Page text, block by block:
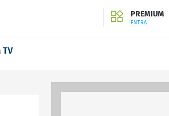
PREMIUM
ENTRA
TV